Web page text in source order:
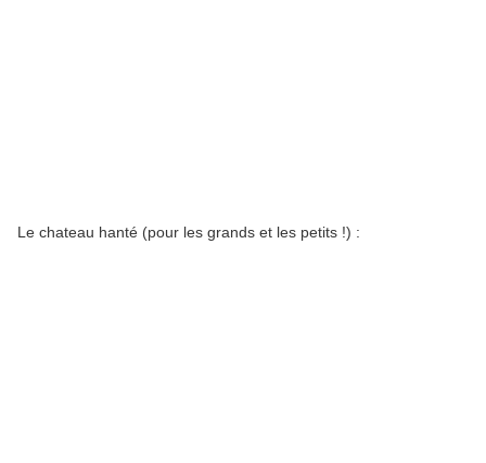
Le chateau hanté (pour les grands et les petits !) :